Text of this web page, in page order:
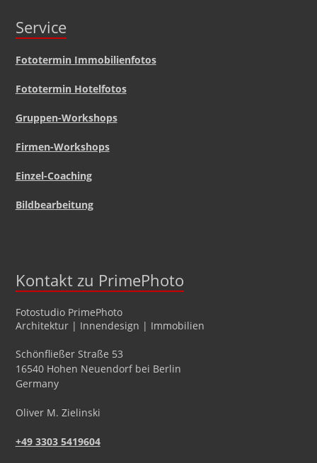
Service
Fototermin Immobilienfotos
Fototermin Hotelfotos
Gruppen-Workshops
Firmen-Workshops
Einzel-Coaching
Bildbearbeitung
Kontakt zu PrimePhoto
Fotostudio PrimePhoto
Architektur | Innendesign | Immobilien
Schönfließer Straße 53
16540 Hohen Neuendorfbei Berlin
Germany
Oliver M. Zielinski
+49 3303 5419604